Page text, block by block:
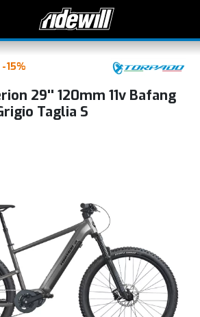
-15%
29'' 120mm 11v Bafang
Taglia S